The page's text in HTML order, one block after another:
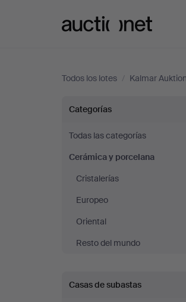
Todos los lotes / Kalmar
Cerámica
y
porcelana
en
Kalmar
Auktionsverk
Categorías
Todas las categorías
Cerámica y porcelana
Cristalerías
Europeo
Oriental
Resto del mundo
Casas de subastas